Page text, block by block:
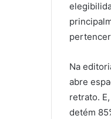
Na
abre
retrato.
detém